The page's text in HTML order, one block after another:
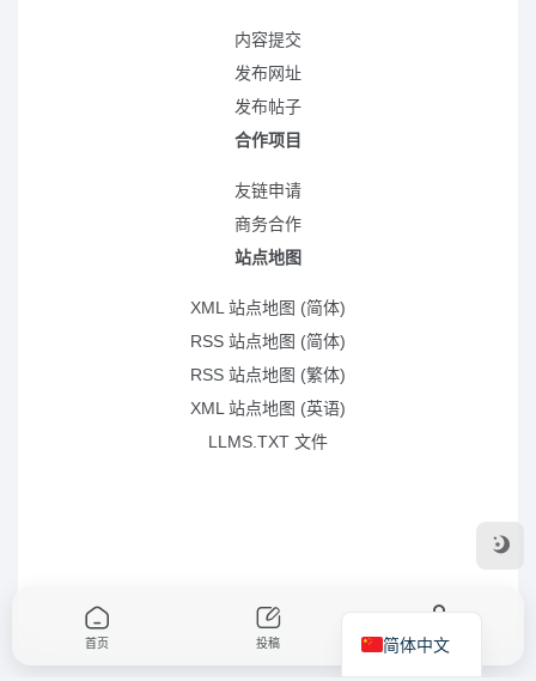
内容提交
发布网址
发布帖子
合作项目
友链申请
商务合作
站点地图
XML 站点地图 (简体)
RSS 站点地图 (简体)
RSS 站点地图 (繁体)
XML 站点地图 (英语)
LLMS.TXT 文件
首页 投稿 我的
简体中文